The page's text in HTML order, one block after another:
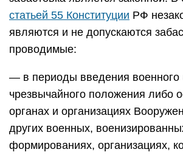
статьей 55 Конституции РФ
являются и не допускаются
проводимые:
— в периоды введения военного
чрезвычайного положения либо
органах и организациях
других военных,
формированиях, организациях,